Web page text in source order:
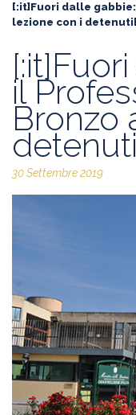
[:it]Fuori dalle
lezione con i
il
Bronzo
30 Settembre 2019